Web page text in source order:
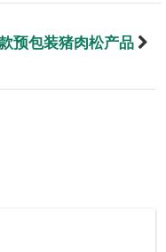
预包装猪肉松产品